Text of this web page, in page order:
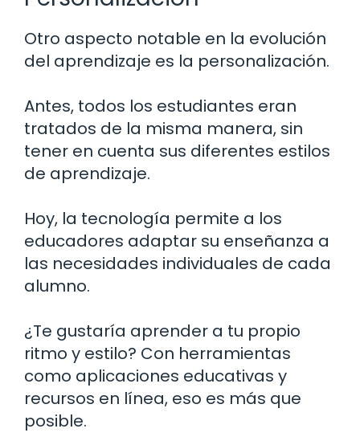
Otro aspecto notable en la evolución
del aprendizaje es la personalización.
Antes, todos los estudiantes eran
tratados de la misma manera, sin
tener en cuenta sus diferentes estilos
de aprendizaje.
Hoy, la tecnología permite a los
educadores adaptar su enseñanza a
las necesidades individuales de cada
alumno.
¿Te gustaría aprender a tu propio
ritmo y estilo? Con herramientas
como aplicaciones educativas y
recursos en línea, eso es más que
posible.